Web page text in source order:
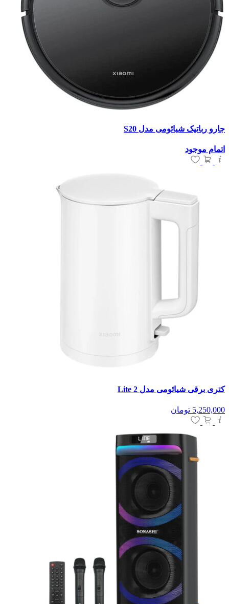
جارو رباتیک شیائومی مدل S20
اتمام موجود
کتری برقی شیائومی مدل 2 Lite
5,250,000 تومان